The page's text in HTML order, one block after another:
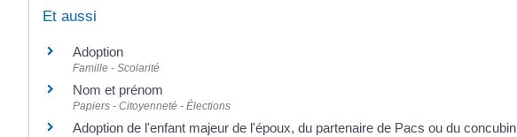
Et aussi
Adoption
Famille - Scolarité
Nom et prénom
Papiers - Citoyenneté - Élections
Adoption de l'enfant majeur de l'époux, du partenaire de Pacs ou du concubin